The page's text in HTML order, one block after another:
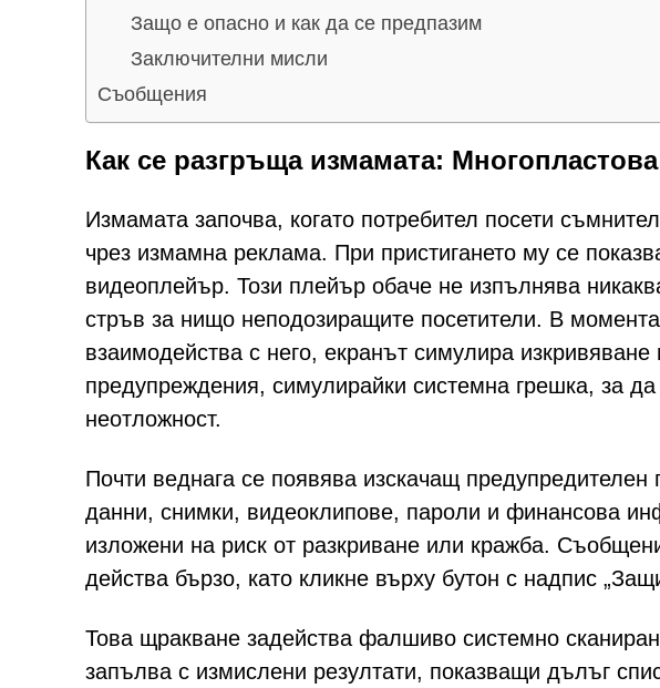
Защо е опасно и как да се предпазим
Заключителни мисли
Съобщения
Как се разгръща измамата:
Измамата започва, когато потребител посети
чрез измамна реклама. При пристигането му се
видеоплейър. Този плейър обаче не изпълнява
стръв за нищо неподозиращите посетители. В
взаимодейства с него, екранът симулира
предупреждения, симулирайки системна грешка, за
неотложност.
Почти веднага се появява изскачащ
данни, снимки, видеоклипове, пароли и финансова
изложени на риск от разкриване или кражба.
действа бързо, като кликне върху бутон с надпис
Това щракване задейства фалшиво системно
запълва с измислени резултати, показващи дълъг